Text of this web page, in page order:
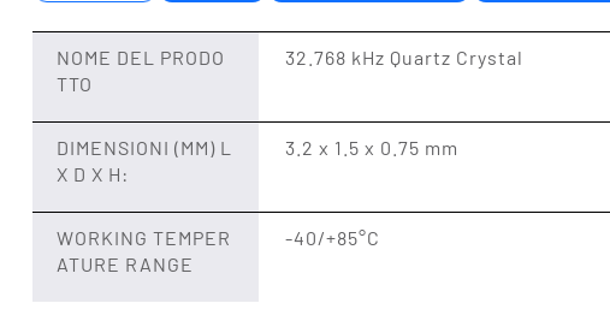
NOME DEL PRODO
TTO
32.768 kHz Quartz Crystal
DIMENSIONI (MM) L
X D X H:
3.2 x 1.5 x 0.75 mm
WORKING TEMPER
ATURE RANGE
-40/+85°C